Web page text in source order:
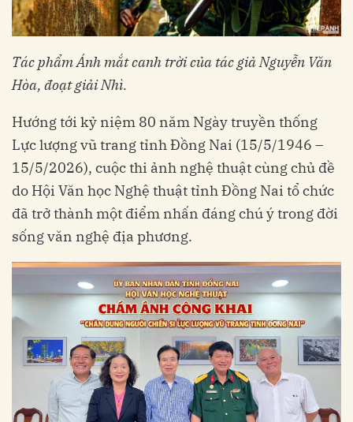
Tác phẩm Ánh mắt canh trời của tác giả Nguyễn Văn
Hòa, đoạt giải Nhì.
Hướng tới kỷ niệm 80 năm Ngày truyền thống
Lực lượng vũ trang tỉnh Đồng Nai (15/5/1946 –
15/5/2026), cuộc thi ảnh nghệ thuật cùng chủ đề
do Hội Văn học Nghệ thuật tỉnh Đồng Nai tổ chức
đã trở thành một điểm nhấn đáng chú ý trong đời
sống văn nghệ địa phương.